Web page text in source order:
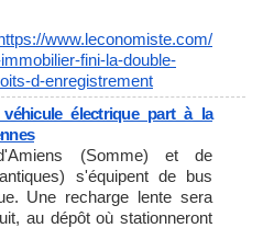
www.leconomiste.com/
fini-la-double-
d-enregistrement
électrique part à la
(Somme) et de
s'équipent de bus
Une recharge lente sera
au dépôt où stationneront